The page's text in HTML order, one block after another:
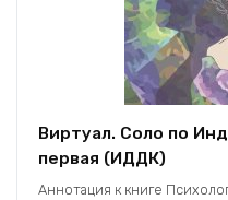
Виртуал. Соло по
первая (ИДДК)
Аннотация к книге